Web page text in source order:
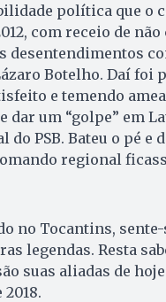
política que o
com receio de
desentendimentos
Botelho. Daí foi
e temendo
um “golpe” em
PSB. Bateu o pé e
regional
no Tocantins,
legendas. Resta
suas aliadas de